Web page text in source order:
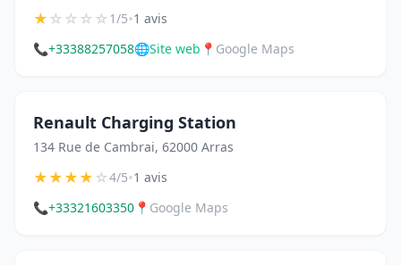
★☆☆☆☆1/5•1 avis
📞+33388257058🌐Site web 📍 Google Maps
Renault Charging Station
134 Rue de Cambrai, 62000 Arras
★★★★☆4/5•1 avis
📞+33321603350 📍 Google Maps